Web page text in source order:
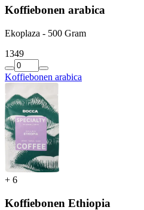
Koffiebonen arabica
Ekoplaza - 500 Gram
1349
Koffiebonen arabica
+ 6
Koffiebonen Ethiopia